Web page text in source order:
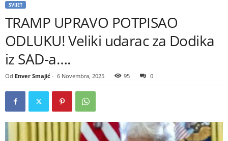
SVIJET
TRAMP UPRAVO POTPISAO
ODLUKU! Veliki udarac za Dodika
iz SAD-a….
Od Enver Smajić - 6 Novembra, 2025 95 0